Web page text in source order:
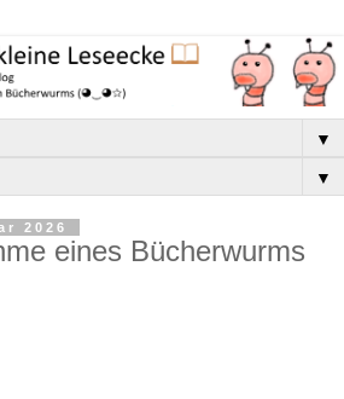
▼
▼
2026
eines Bücherwurms